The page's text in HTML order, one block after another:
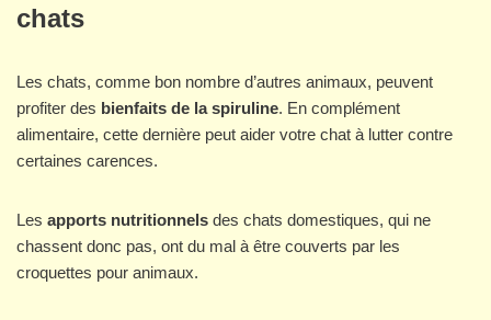
chats
Les chats, comme bon nombre d’autres animaux, peuvent
profiter des bienfaits de la spiruline. En complément
alimentaire, cette dernière peut aider votre chat à lutter contre
certaines carences.
Les apports nutritionnels des chats domestiques, qui ne
chassent donc pas, ont du mal à être couverts par les
croquettes pour animaux.